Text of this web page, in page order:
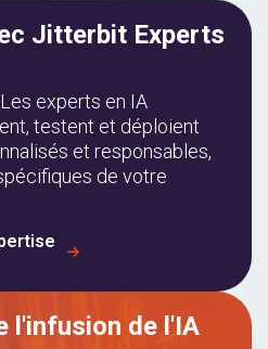
Jitterbit Experts
experts en IA
testent et déploient
et responsables,
de votre
l'infusion de l'IA